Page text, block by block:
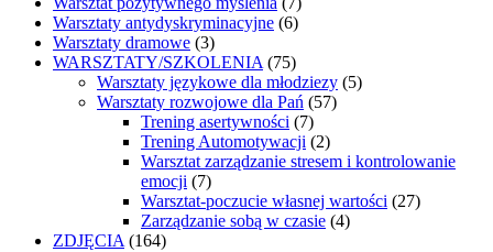
Warsztaty antydyskryminacyjne (6)
Warsztaty dramowe (3)
WARSZTATY/SZKOLENIA(75)
Warsztaty językowe dla młodziezy (5)
Warsztaty rozwojowe dla Pań (57)
Trening asertywności (7)
Trening Automotywacji (2)
Warsztat zarządzanie stresem i kontrolowanie
emocji (7)
Warsztat-poczucie własnej wartości (27)
Zarządzanie sobą w czasie (4)
ZDJĘCIA(164)